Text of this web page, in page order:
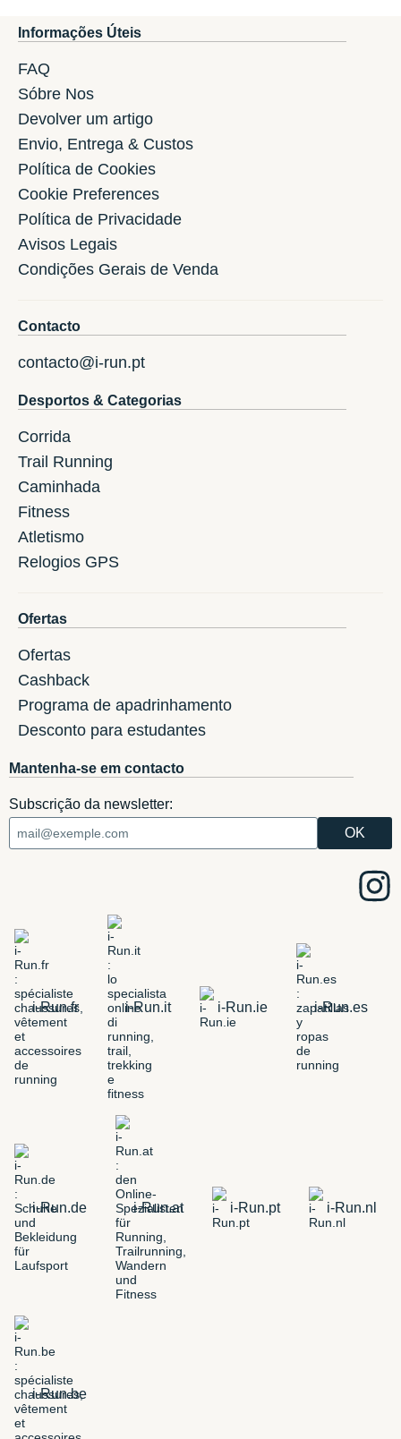
Informações Úteis
FAQ
Sóbre Nos
Devolver um artigo
Envio, Entrega & Custos
Política de Cookies
Cookie Preferences
Política de Privacidade
Avisos Legais
Condições Gerais de Venda
Contacto
contacto@i-run.pt
Desportos & Categorias
Corrida
Trail Running
Caminhada
Fitness
Atletismo
Relogios GPS
Ofertas
Ofertas
Cashback
Programa de apadrinhamento
Desconto para estudantes
Mantenha-se em contacto
Subscrição da newsletter:
i-Run.fr i-Run.it i-Run.ie i-Run.es
i-Run.de i-Run.at i-Run.pt i-Run.nl
i-Run.be